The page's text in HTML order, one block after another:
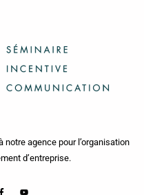
notre agence pour l’organisation
d’entreprise.